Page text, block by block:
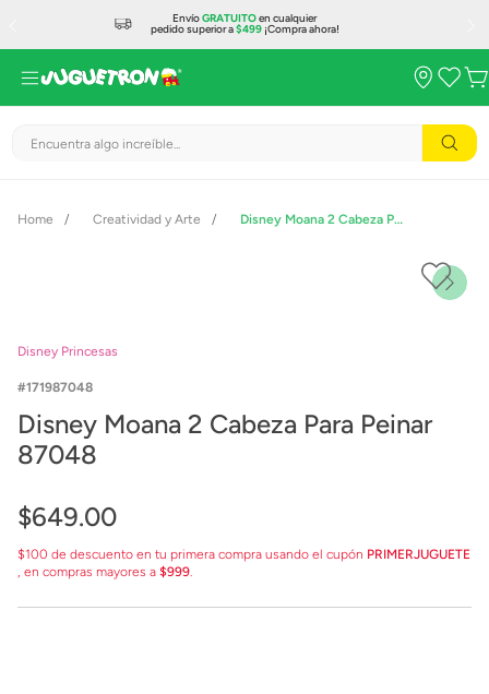
EnvíoGRATUITOen cualquier
pedido superior a$499¡Compra ahora!
Encuentra algo increíble...
Creatividad y Arte Disney Moana 2 Cabeza Para Peinar 87048
Disney Princesas
171987048
Disney Moana 2 Cabeza Para Peinar
87048
$649.00
$100 de descuento en tu primera compra usando el cupón PRIMERJUGUETE
, en compras mayores a $999.